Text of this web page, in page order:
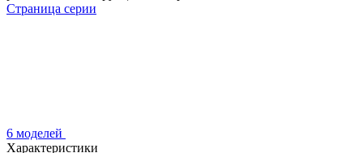
Страница серии
6 моделей
Характеристики